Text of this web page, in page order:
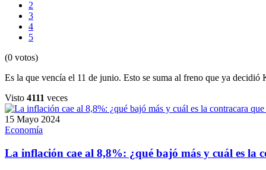
2
3
4
5
(0 votos)
Es la que vencía el 11 de junio. Esto se suma al freno que ya
Visto 4111 veces
15 Mayo 2024
Economía
La inflación cae al 8,8%: ¿qué bajó más y cuál es la